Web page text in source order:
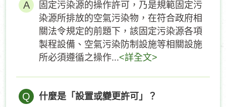
固定污染源的操作許可，乃是規範固定污
染源所排放的空氣污染物，在符合政府相
關法令規定的前題下，該固定污染源各項
製程設備、空氣污染防制設施等相關設施
所必須遵循之操作...<詳全文>
Q 什麼是「設置或變更許可」？